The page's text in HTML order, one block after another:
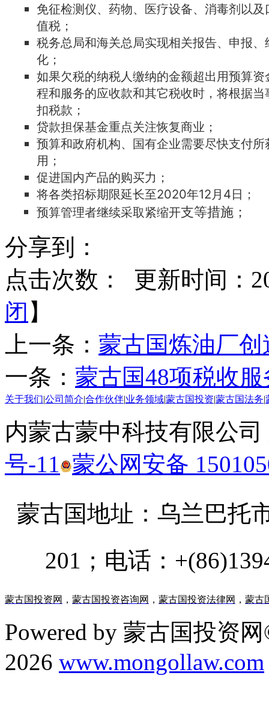
免征检测仪、药物、医疗设备、消毒剂以
值税；
税务总局和海关总局实现相关报告、申报
化；
如果欠税的纳税人缴纳的金额超出用预算
程和服务的应收款和其它税收时，将根据
扣税款；
贷款担保基金重点关注恢复商业；
预算和政府机构、国有企业需要尽快支付
用；
促进国内产品的购买力；
将各类招标期限延长至2020年12月4日；
预算管理者继续采取紧缩开支等措施；
分享到：
点击次数：
更新时间：
闭 】
上一条： 蒙古国炼油厂
一条： 蒙古国48项税收
关于我们 公司简介 合作伙伴 业务领域 蒙古国投资 蒙古国法务
内蒙古蒙中科技有限公
号-11 蒙公网安备
蒙古国地址： 乌兰巴托
201；电话：
蒙古国投资网 ， 蒙古国投资咨询网 ， 蒙古国投资法律网 ， 蒙古
Powered by 蒙古国投资
2026 www.mongollaw.com